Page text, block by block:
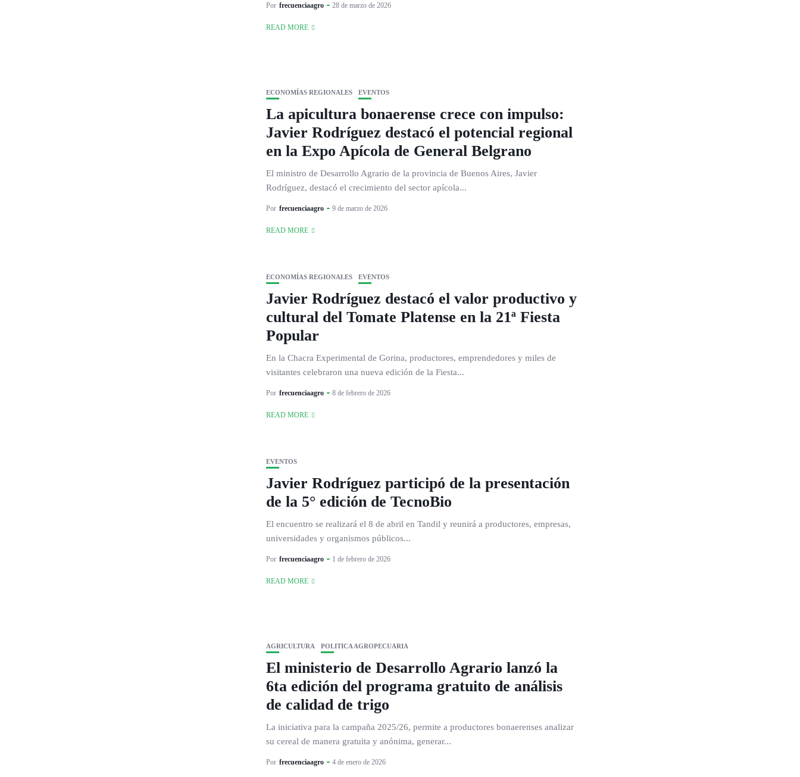
Por frecuenciaagro 28 de marzo de 2026
READ MORE
ECONOMÍAS REGIONALES EVENTOS
La apicultura bonaerense crece con impulso:
Javier Rodríguez destacó el potencial regional
en la Expo Apícola de General Belgrano
El ministro de Desarrollo Agrario de la provincia de Buenos Aires, Javier
Rodríguez, destacó el crecimiento del sector apícola...
Por frecuenciaagro 9 de marzo de 2026
READ MORE
ECONOMÍAS REGIONALES EVENTOS
Javier Rodríguez destacó el valor productivo y
cultural del Tomate Platense en la 21ª Fiesta
Popular
En la Chacra Experimental de Gorina, productores, emprendedores y miles de
visitantes celebraron una nueva edición de la Fiesta...
Por frecuenciaagro 8 de febrero de 2026
READ MORE
EVENTOS
Javier Rodríguez participó de la presentación
de la 5° edición de TecnoBio
El encuentro se realizará el 8 de abril en Tandil y reunirá a productores, empresas,
universidades y organismos públicos...
Por frecuenciaagro 1 de febrero de 2026
READ MORE
AGRICULTURA POLITICA AGROPECUARIA
El ministerio de Desarrollo Agrario lanzó la
6ta edición del programa gratuito de análisis
de calidad de trigo
La iniciativa para la campaña 2025/26, permite a productores bonaerenses analizar
su cereal de manera gratuita y anónima, generar...
Por frecuenciaagro 4 de enero de 2026